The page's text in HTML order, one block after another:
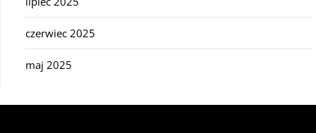
czerwiec 2025
maj 2025